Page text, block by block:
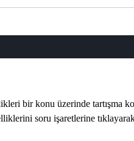
bir konu üzerinde tartışma
soru işaretlerine